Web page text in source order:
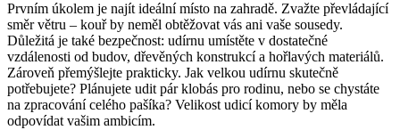
Prvním úkolem je najít ideální místo na zahradě. Zvažte převládající
směr větru – kouř by neměl obtěžovat vás ani vaše sousedy.
Důležitá je také bezpečnost: udírnu umístěte v dostatečné
vzdálenosti od budov, dřevěných konstrukcí a hořlavých materiálů.
Zároveň přemýšlejte prakticky. Jak velkou udírnu skutečně
potřebujete? Plánujete udit pár klobás pro rodinu, nebo se chystáte
na zpracování celého pašíka? Velikost udicí komory by měla
odpovídat vašim ambicím.